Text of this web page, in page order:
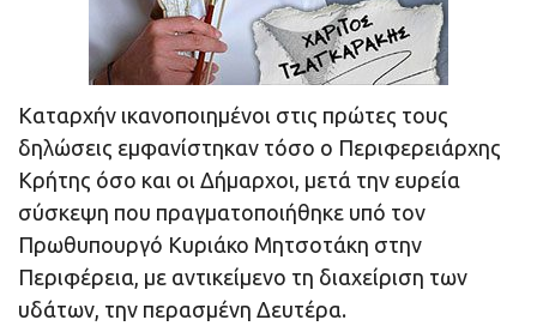
Καταρχήν ικανοποιημένοι στις πρώτες τους
δηλώσεις εμφανίστηκαν τόσο ο Περιφερειάρχης
Κρήτης όσο και οι Δήμαρχοι, μετά την ευρεία
σύσκεψη που πραγματοποιήθηκε υπό τον
Πρωθυπουργό Κυριάκο Μητσοτάκη στην
Περιφέρεια, με αντικείμενο τη διαχείριση των
υδάτων, την περασμένη Δευτέρα.